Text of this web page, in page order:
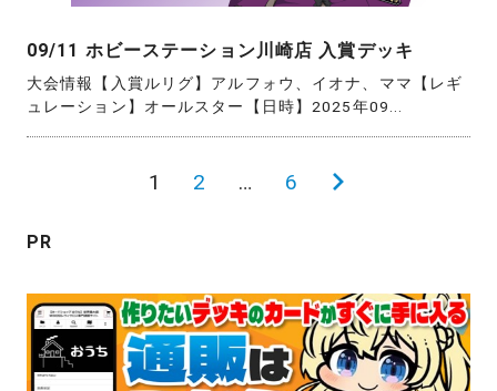
09/11 ホビーステーション川崎店 入賞デッキ
大会情報【入賞ルリグ】アルフォウ、イオナ、ママ【レギ
ュレーション】オールスター【日時】2025年09...
の
ペ
ー
ジ
1 2 … 6
次
ー
ジ
PR